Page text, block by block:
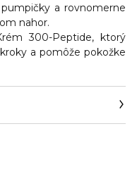
a rovnomerne
nahor.
300-Peptide, ktorý
a pomôže pokožke